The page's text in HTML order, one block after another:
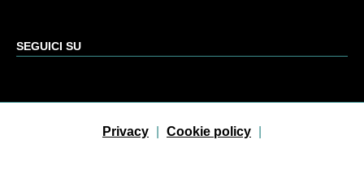
SEGUICI SU
Sezione Link Utili
Privacy Cookie policy